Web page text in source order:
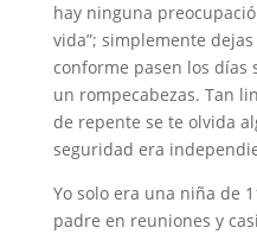
hay ninguna
vida”; simplemente
conforme pasen los días
un rompecabezas. Tan
de repente se te olvida
seguridad era
Yo solo era una niña de
padre en reuniones y